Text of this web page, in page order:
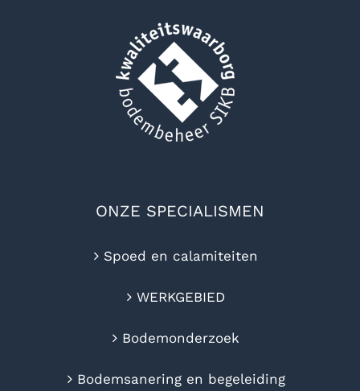
ONZE SPECIALISMEN
Spoed en calamiteiten
WERKGEBIED
Bodemonderzoek
Bodemsanering en begeleiding